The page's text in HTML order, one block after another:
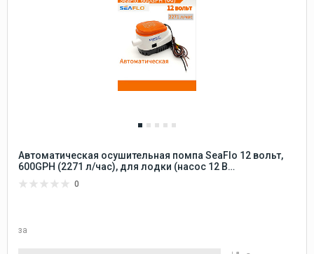
Автоматическая осушительная помпа SeaFlo 12 вольт,
600GPH (2271 л/час), для лодки (насос 12 В
водооткачивающая трюмная)
0
за